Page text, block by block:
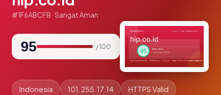
#1F6ABCFB · Sangat Aman
95 / 100
Indonesia 101.255.17.14 HTTPS Valid